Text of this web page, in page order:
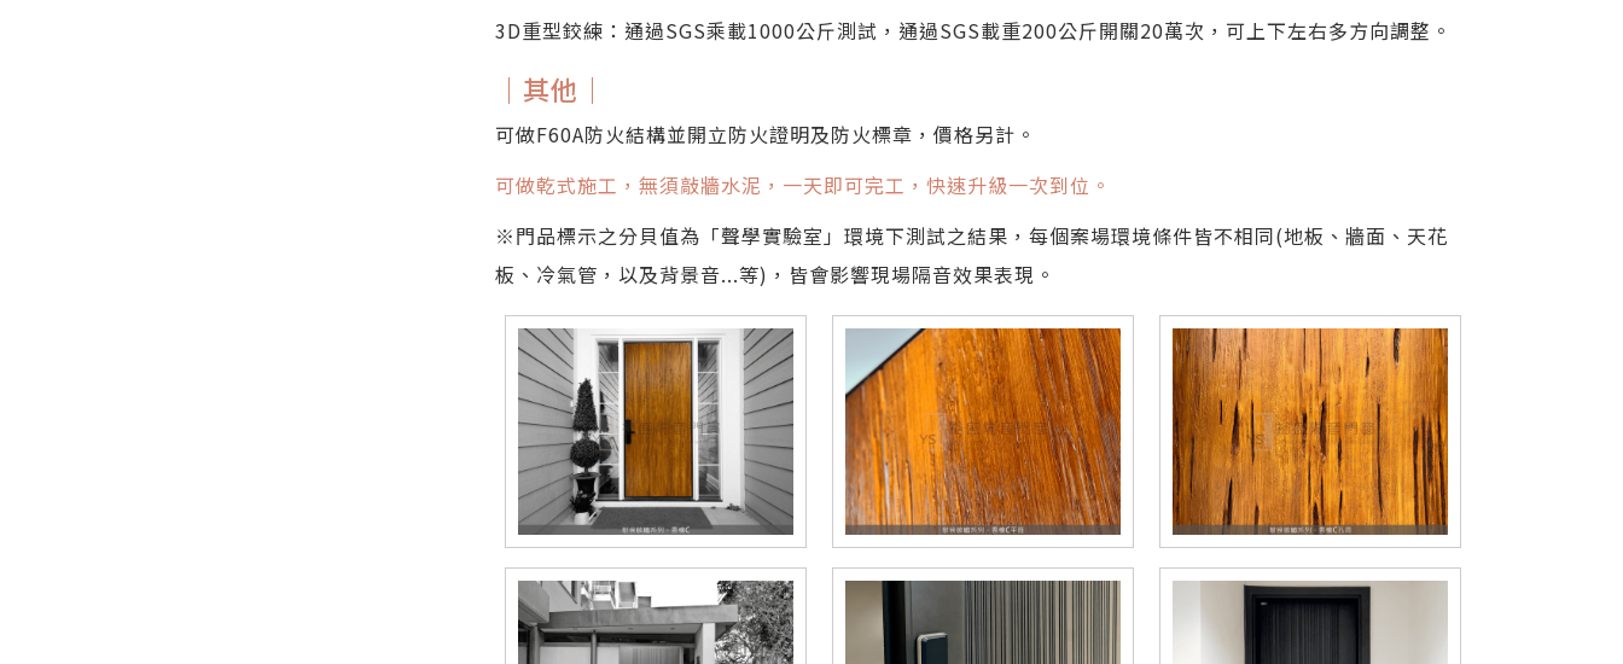
3D重型鉸練：通過SGS乘載1000公斤測試，通過SGS載重200公斤開關20萬次，可上下左右多方向調整。
｜其他｜
可做F60A防火結構並開立防火證明及防火標章，價格另計。
可做乾式施工，無須敲牆水泥，一天即可完工，快速升級一次到位。
※門品標示之分貝值為「聲學實驗室」環境下測試之結果，每個案場環境條件皆不相同(地板、牆面、天花
板、冷氣管，以及背景音...等)，皆會影響現場隔音效果表現。